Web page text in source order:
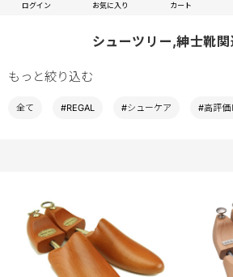
ログイン お気に入り カート
シューツリー,紳士靴関
もっと絞り込む
全て #REGAL #シューケア #高評価